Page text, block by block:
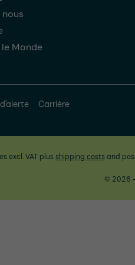
Monde
Carrière
excl. VAT plus shipping costsand
© 2026